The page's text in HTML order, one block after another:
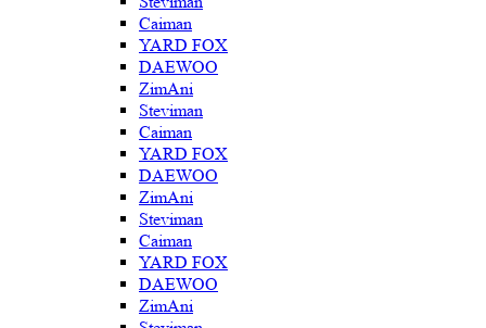
Caiman
YARD FOX
DAEWOO
ZimAni
Steviman
Caiman
YARD FOX
DAEWOO
ZimAni
Steviman
Caiman
YARD FOX
DAEWOO
ZimAni